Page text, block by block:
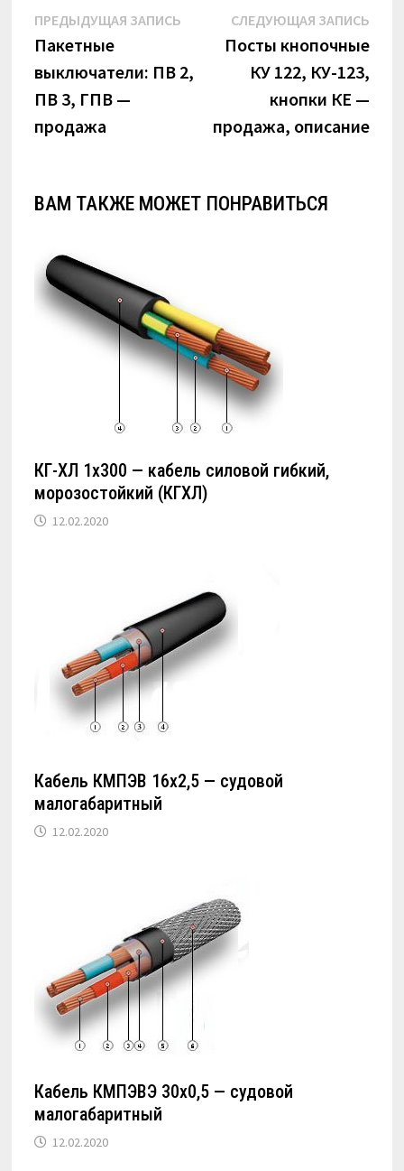
Навигация
по
записям
ПРЕДЫДУЩАЯ ЗАПИСЬ Предыдущая
запись:
Пакетные
выключатели: ПВ 2,
ПВ 3, ГПВ —
продажа
СЛЕДУЮЩАЯ ЗАПИСЬ
Посты кнопочные
КУ 122, КУ-123,
кнопки КЕ —
продажа, описание
ВАМ ТАКЖЕ МОЖЕТ ПОНРАВИТЬСЯ
КГ-ХЛ 1х300 — кабель силовой гибкий,
морозостойкий (КГХЛ)
12.02.2020
Кабель КМПЭВ 16х2,5 — судовой
малогабаритный
12.02.2020
Кабель КМПЭВЭ 30х0,5 — судовой
малогабаритный
12.02.2020